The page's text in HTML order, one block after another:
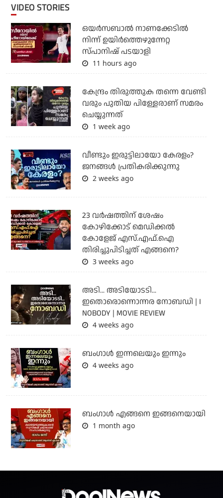
VIDEO STORIES
ഒയര്‍സബാൽ നാണക്കേടിൽ
നിന്ന് ഉയിർത്തെഴുന്നേറ്റ
സ്പാനിഷ് പടയാളി
11 hours ago
കേന്ദ്രം തിരുത്തുക തന്നെ വേണ്ടി
വരും പുതിയ പിള്ളേരാണ് സമരം
ചെയ്യുന്നത്
1 week ago
വീണ്ടും ഇരുട്ടിലായോ കേരളം?
ജനങ്ങൾ പ്രതികരിക്കുന്നു
2 weeks ago
23 വർഷത്തിന് ശേഷം
കോഴിക്കോട് മെഡിക്കൽ
കോളേജ് എസ്.എഫ്.ഐ
തിരിച്ചുപിടിച്ചത് എങ്ങനെ?
3 weeks ago
അടി... അടിയോടടി...
ഇതൊരൊന്നൊന്നര നോബഡി | I
NOBODY | MOVIE REVIEW
4 weeks ago
ബംഗാള്‍ ഇന്നലെയും ഇന്നും
4 weeks ago
ബം​ഗാൾ എങ്ങനെ ഇങ്ങനെയായി
1 month ago